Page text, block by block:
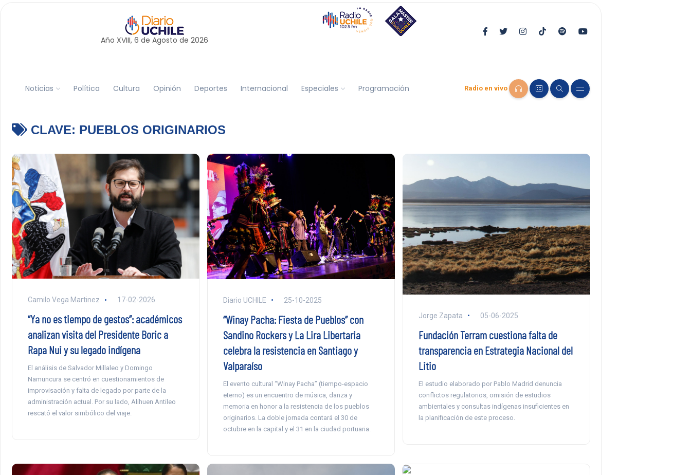
Año XVIII, 6 de Agosto de 2026
Noticias Política Cultura Opinión Deportes Internacional Especiales Programación Radio en vivo
CLAVE: PUEBLOS ORIGINARIOS
Camilo Vega Martinez 17-02-2026
“Ya no es tiempo de gestos”: académicos
analizan visita del Presidente Boric a
Rapa Nui y su legado indígena
El análisis de Salvador Millaleo y Domingo
Namuncura se centró en cuestionamientos de
improvisación y falta de legado por parte de la
administración actual. Por su lado, Alihuen Antileo
rescató el valor simbólico del viaje.
Diario UCHILE 25-10-2025
“Winay Pacha: Fiesta de Pueblos” con
Sandino Rockers y La Lira Libertaria
celebra la resistencia en Santiago y
Valparaíso
El evento cultural “Winay Pacha” (tiempo-espacio
eterno) es un encuentro de música, danza y
memoria en honor a la resistencia de los pueblos
originarios. La doble jornada contará el 30 de
octubre en la capital y el 31 en la ciudad portuaria.
Jorge Zapata 05-06-2025
Fundación Terram cuestiona falta de
transparencia en Estrategia Nacional del
Litio
El estudio elaborado por Pablo Madrid denuncia
conflictos regulatorios, omisión de estudios
ambientales y consultas indígenas insuficientes en
la planificación de este proceso.